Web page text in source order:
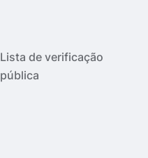
Lista de verificação
pública